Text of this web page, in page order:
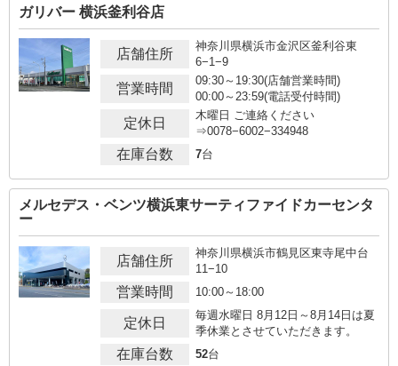
ガリバー 横浜釜利谷店
店舗住所
神奈川県横浜市金沢区釜利谷東
6−1−9
営業時間
09:30～19:30(店舗営業時間)
00:00～23:59(電話受付時間)
定休日
木曜日 ご連絡ください
⇒0078−6002−334948
在庫台数 7台
メルセデス・ベンツ横浜東サーティファイドカーセンタ
ー
店舗住所
神奈川県横浜市鶴見区東寺尾中台
11−10
営業時間 10:00～18:00
定休日
毎週水曜日 8月12日～8月14日は夏
季休業とさせていただきます。
在庫台数 52台